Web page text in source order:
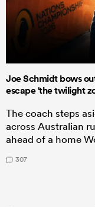
Joe Schmidt bows
escape 'the twilight
The coach steps
across Australian
ahead of a home
307